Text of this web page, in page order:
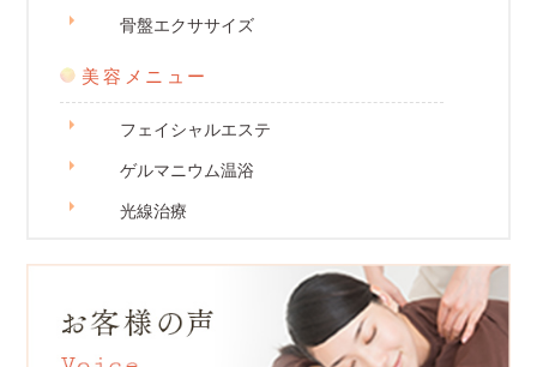
骨盤エクササイズ
美容メニュー
フェイシャルエステ
ゲルマニウム温浴
光線治療